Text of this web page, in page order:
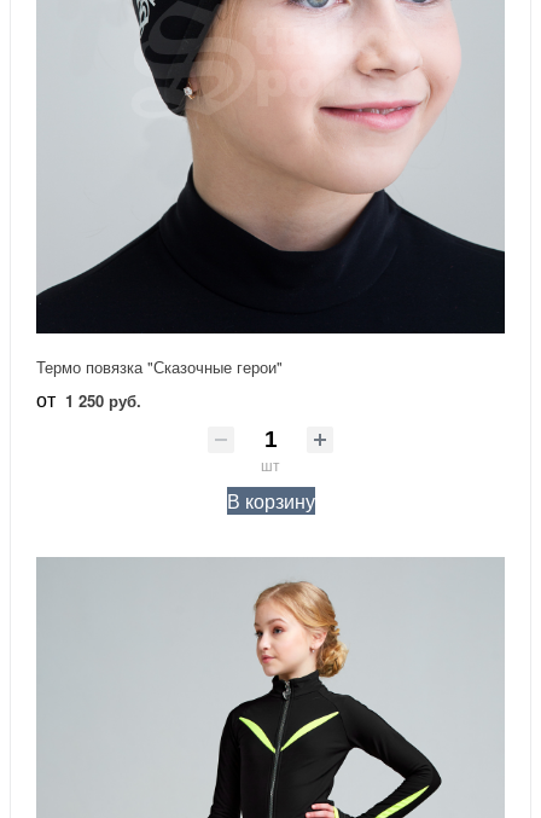
Термо повязка "Сказочные герои"
от 1 250 руб.
шт
В корзину